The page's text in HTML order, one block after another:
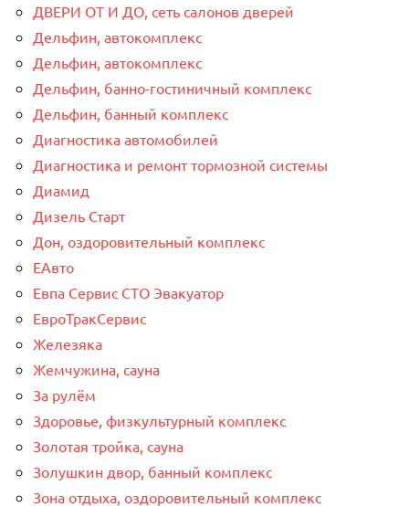
ДВЕРИ ОТ И ДО, сеть салонов дверей
Дельфин, автокомплекс
Дельфин, автокомплекс
Дельфин, банно-гостиничный комплекс
Дельфин, банный комплекс
Диагностика автомобилей
Диагностика и ремонт тормозной системы
Диамид
Дизель Старт
Дон, оздоровительный комплекс
ЕАвто
Евпа Сервис СТО Эвакуатор
ЕвроТракСервис
Железяка
Жемчужина, сауна
За рулём
Здоровье, физкультурный комплекс
Золотая тройка, сауна
Золушкин двор, банный комплекс
Зона отдыха, оздоровительный комплекс